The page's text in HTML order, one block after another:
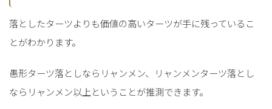
落としたターツよりも価値の高いターツが手に残っているこ
とがわかります。
愚形ターツ落としならリャンメン、リャンメンターツ落とし
ならリャンメン以上ということが推測できます。